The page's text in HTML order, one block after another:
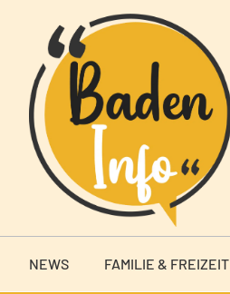
springen
NEWS FAMILIE & FREIZEIT